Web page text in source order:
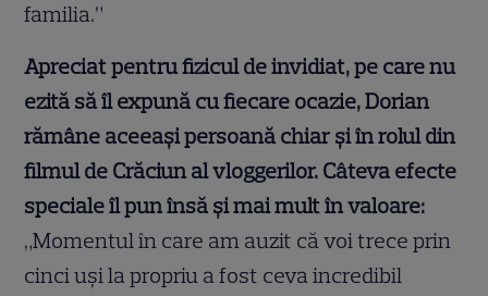
familia.”
Apreciat pentru fizicul de invidiat, pe care nu
ezită să îl expună cu fiecare ocazie, Dorian
rămâne aceeași persoană chiar și în rolul din
filmul de Crăciun al vloggerilor. Câteva efecte
speciale îl pun însă și mai mult în valoare:
„Momentul în care am auzit că voi trece prin
cinci uși la propriu a fost ceva incredibil